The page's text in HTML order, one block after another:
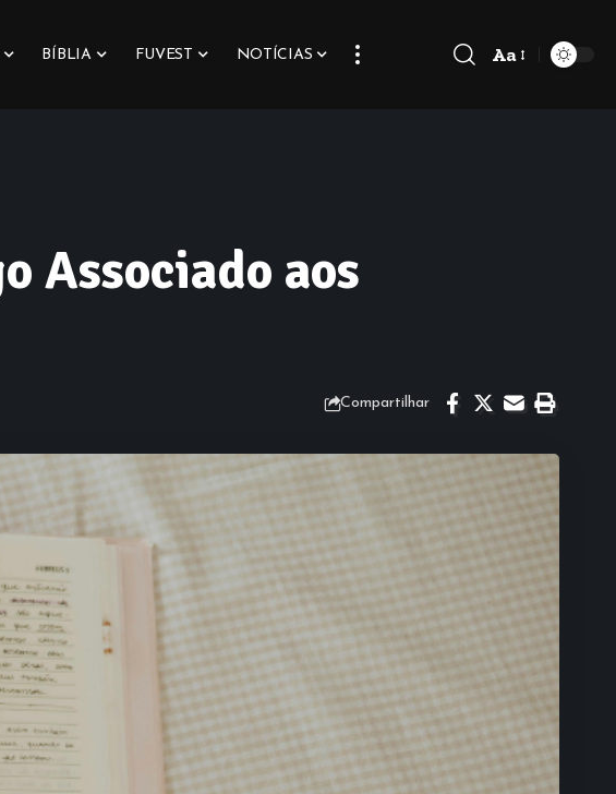
BÍBLIA FUVEST NOTÍCIAS Aa
Associado aos
Compartilhar